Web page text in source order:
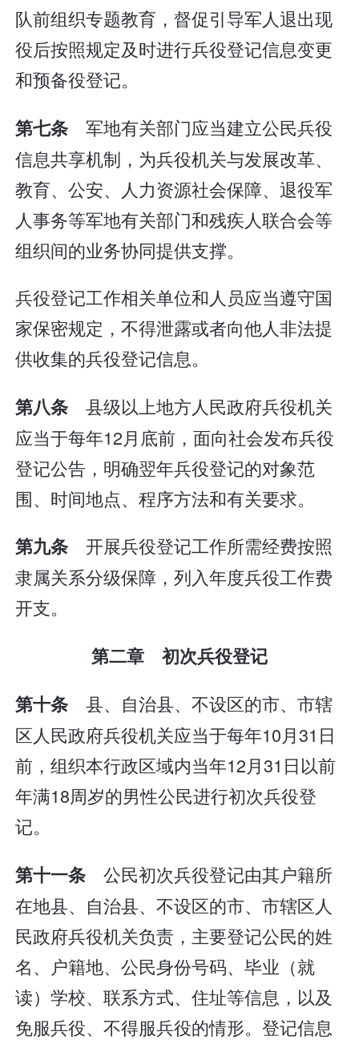
队前组织专题教育，督促引导军人退出现
役后按照规定及时进行兵役登记信息变更
和预备役登记。
第七条军地有关部门应当建立公民兵役
信息共享机制，为兵役机关与发展改革、
教育、公安、人力资源社会保障、退役军
人事务等军地有关部门和残疾人联合会等
组织间的业务协同提供支撑。
兵役登记工作相关单位和人员应当遵守国
家保密规定，不得泄露或者向他人非法提
供收集的兵役登记信息。
第八条县级以上地方人民政府兵役机关
应当于每年12月底前，面向社会发布兵役
登记公告，明确翌年兵役登记的对象范
围、时间地点、程序方法和有关要求。
第九条开展兵役登记工作所需经费按照
隶属关系分级保障，列入年度兵役工作费
开支。
第二章 初次兵役登记
第十条县、自治县、不设区的市、市辖
区人民政府兵役机关应当于每年10月31日
前，组织本行政区域内当年12月31日以前
年满18周岁的男性公民进行初次兵役登
记。
第十一条公民初次兵役登记由其户籍所
在地县、自治县、不设区的市、市辖区人
民政府兵役机关负责，主要登记公民的姓
名、户籍地、公民身份号码、毕业（就
读）学校、联系方式、住址等信息，以及
免服兵役、不得服兵役的情形。登记信息